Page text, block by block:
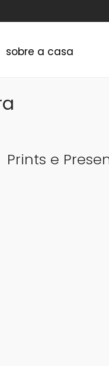
sobre a casa
Prints e